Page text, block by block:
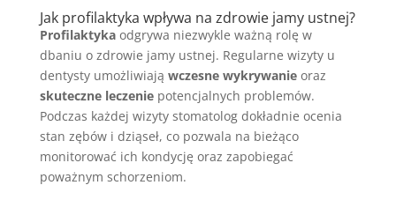
Jak profilaktyka wpływa na zdrowie jamy ustnej?
Profilaktykaodgrywa niezwykle ważną rolę w
dbaniu o zdrowie jamy ustnej. Regularne wizyty u
dentysty umożliwiają wczesne wykrywanieoraz
skuteczne leczeniepotencjalnych problemów.
Podczas każdej wizyty stomatolog dokładnie ocenia
stan zębów i dziąseł, co pozwala na bieżąco
monitorować ich kondycję oraz zapobiegać
poważnym schorzeniom.